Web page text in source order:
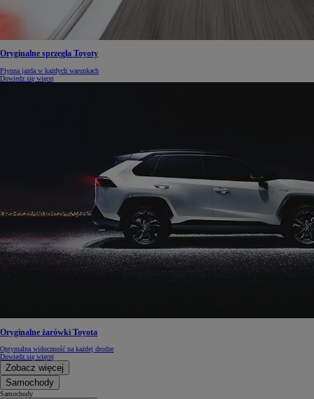
Oryginalne sprzęgła Toyoty
Płynna jazda w każdych warunkach
Dowiedz się więcej
Oryginalne żarówki Toyota
Optymalna widoczność na każdej drodze
Dowiedz się więcej
Zobacz więcej
Samochody
Samochody